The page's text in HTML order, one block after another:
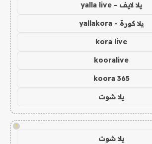
يلا لايف - yalla live
يلا كورة - yallakora
kora live
kooralive
koora 365
يلا شوت
!
يلا شوت